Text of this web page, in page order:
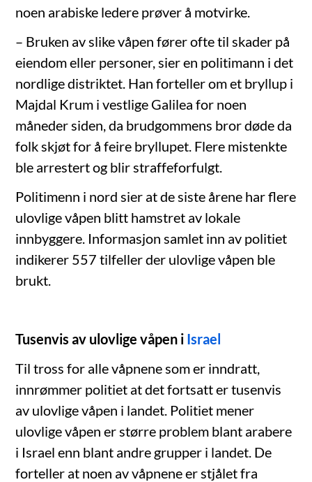
noen arabiske ledere prøver å motvirke.
– Bruken av slike våpen fører ofte til skader på
eiendom eller personer, sier en politimann i det
nordlige distriktet. Han forteller om et bryllup i
Majdal Krum i vestlige Galilea for noen
måneder siden, da brudgommens bror døde da
folk skjøt for å feire bryllupet. Flere mistenkte
ble arrestert og blir straffeforfulgt.
Politimenn i nord sier at de siste årene har flere
ulovlige våpen blitt hamstret av lokale
innbyggere. Informasjon samlet inn av politiet
indikerer 557 tilfeller der ulovlige våpen ble
brukt.
Tusenvis av ulovlige våpen i Israel
Til tross for alle våpnene som er inndratt,
innrømmer politiet at det fortsatt er tusenvis
av ulovlige våpen i landet. Politiet mener
ulovlige våpen er større problem blant arabere
i Israel enn blant andre grupper i landet. De
forteller at noen av våpnene er stjålet fra